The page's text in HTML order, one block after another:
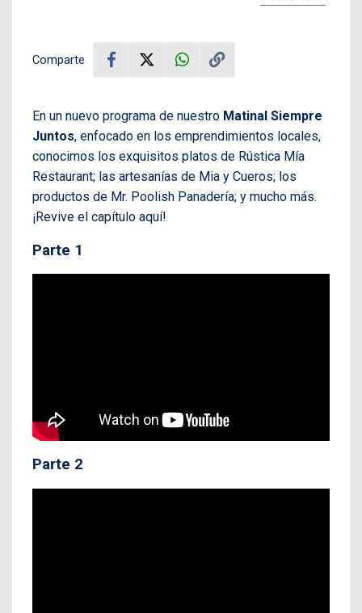
Comparte
En un nuevo programa de nuestro Matinal Siempre
Juntos, enfocado en los emprendimientos locales,
conocimos los exquisitos platos de Rústica Mía
Restaurant; las artesanías de Mia y Cueros; los
productos de Mr. Poolish Panadería; y mucho más.
¡Revive el capítulo aquí!
Parte 1
Parte 2